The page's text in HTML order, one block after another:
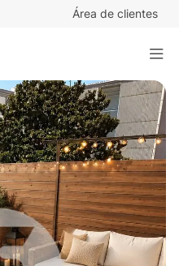
Área de clientes